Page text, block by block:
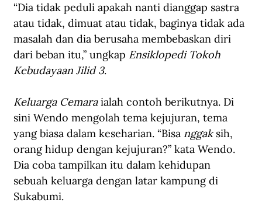
“Dia tidak peduli apakah nanti dianggap sastra
atau tidak, dimuat atau tidak, baginya tidak ada
masalah dan dia berusaha membebaskan diri
dari beban itu,” ungkap Ensiklopedi Tokoh
Kebudayaan Jilid 3.
Keluarga Cemara ialah contoh berikutnya. Di
sini Wendo mengolah tema kejujuran, tema
yang biasa dalam keseharian. “Bisa nggak sih,
orang hidup dengan kejujuran?” kata Wendo.
Dia coba tampilkan itu dalam kehidupan
sebuah keluarga dengan latar kampung di
Sukabumi.